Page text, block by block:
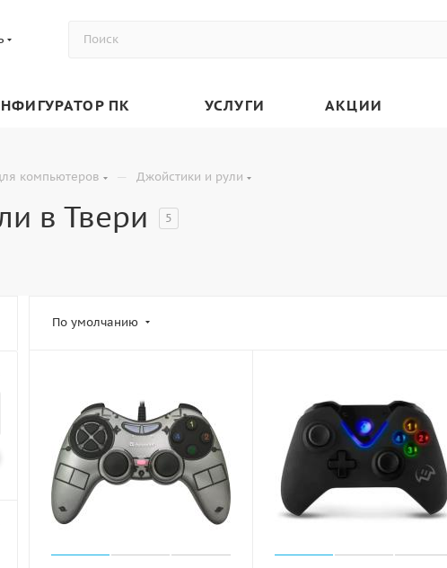
ПК УСЛУГИ АКЦИИ
компьютеров — Джойстики и рули
в Твери 5
По умолчанию